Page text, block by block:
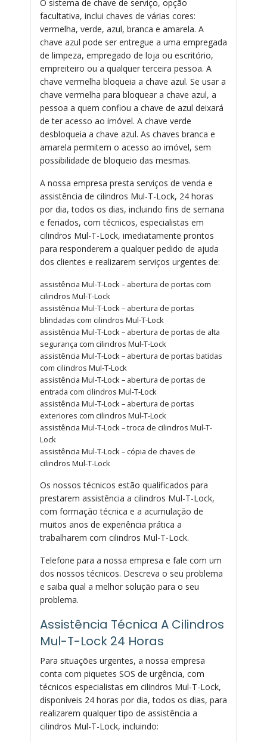
O sistema de chave de serviço, opção
facultativa, inclui chaves de várias cores:
vermelha, verde, azul, branca e amarela. A
chave azul pode ser entregue a uma empregada
de limpeza, empregado de loja ou escritório,
empreiteiro ou a qualquer terceira pessoa. A
chave vermelha bloqueia a chave azul. Se usar a
chave vermelha para bloquear a chave azul, a
pessoa a quem confiou a chave de azul deixará
de ter acesso ao imóvel. A chave verde
desbloqueia a chave azul. As chaves branca e
amarela permitem o acesso ao imóvel, sem
possibilidade de bloqueio das mesmas.
A nossa empresa presta serviços de venda e
assistência de cilindros Mul-T-Lock, 24 horas
por dia, todos os dias, incluindo fins de semana
e feriados, com técnicos, especialistas em
cilindros Mul-T-Lock, imediatamente prontos
para responderem a qualquer pedido de ajuda
dos clientes e realizarem serviços urgentes de:
assistência Mul-T-Lock – abertura de portas com
cilindros Mul-T-Lock
assistência Mul-T-Lock – abertura de portas
blindadas com cilindros Mul-T-Lock
assistência Mul-T-Lock – abertura de portas de alta
segurança com cilindros Mul-T-Lock
assistência Mul-T-Lock – abertura de portas batidas
com cilindros Mul-T-Lock
assistência Mul-T-Lock – abertura de portas de
entrada com cilindros Mul-T-Lock
assistência Mul-T-Lock – abertura de portas
exteriores com cilindros Mul-T-Lock
assistência Mul-T-Lock – troca de cilindros Mul-T-
Lock
assistência Mul-T-Lock – cópia de chaves de
cilindros Mul-T-Lock
Os nossos técnicos estão qualificados para
prestarem assistência a cilindros Mul-T-Lock,
com formação técnica e a acumulação de
muitos anos de experiência prática a
trabalharem com cilindros Mul-T-Lock.
Telefone para a nossa empresa e fale com um
dos nossos técnicos. Descreva o seu problema
e saiba qual a melhor solução para o seu
problema.
Assistência Técnica A Cilindros
Mul-T-Lock 24 Horas
Para situações urgentes, a nossa empresa
conta com piquetes SOS de urgência, com
técnicos especialistas em cilindros Mul-T-Lock,
disponíveis 24 horas por dia, todos os dias, para
realizarem qualquer tipo de assistência a
cilindros Mul-T-Lock, incluindo: